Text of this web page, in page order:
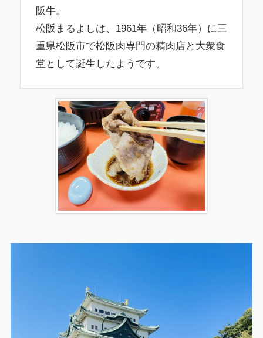
阪牛。
松阪まるよしは、1961年（昭和36年）に三
重県松阪市で松阪肉専門の精肉店と大衆食
堂として誕生したようです。